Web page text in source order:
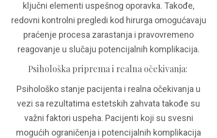
ključni elementi uspešnog oporavka. Takođe,
redovni kontrolni pregledi kod hirurga omogućavaju
praćenje procesa zarastanja i pravovremeno
reagovanje u slučaju potencijalnih komplikacija.
Psihološka priprema i realna očekivanja:
Psihološko stanje pacijenta i realna očekivanja u
vezi sa rezultatima estetskih zahvata takođe su
važni faktori uspeha. Pacijenti koji su svesni
mogućih ograničenja i potencijalnih komplikacija